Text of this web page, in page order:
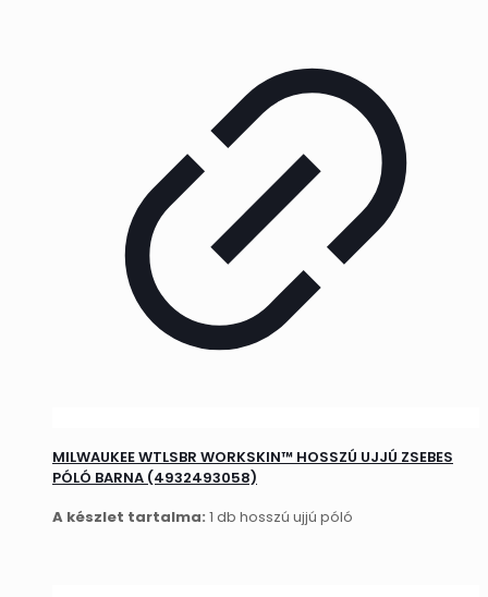
MILWAUKEE WTLSBR WORKSKIN™ HOSSZÚ UJJÚ ZSEBES
PÓLÓ BARNA (4932493058)
A készlet tartalma: 1 db hosszú ujjú póló